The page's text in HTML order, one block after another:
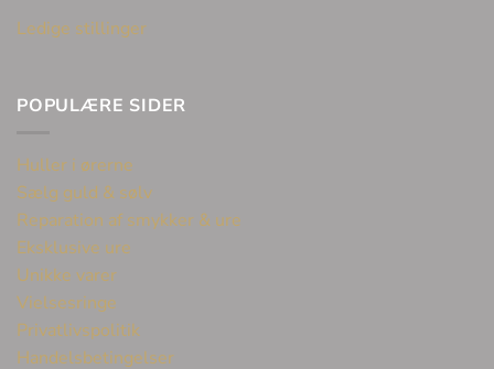
Ledige stillinger
POPULÆRE SIDER
Huller i ørerne
Sælg guld & sølv
Reparation af smykker & ure
Eksklusive ure
Unikke varer
Vielsesringe
Privatlivspolitik
Handelsbetingelser